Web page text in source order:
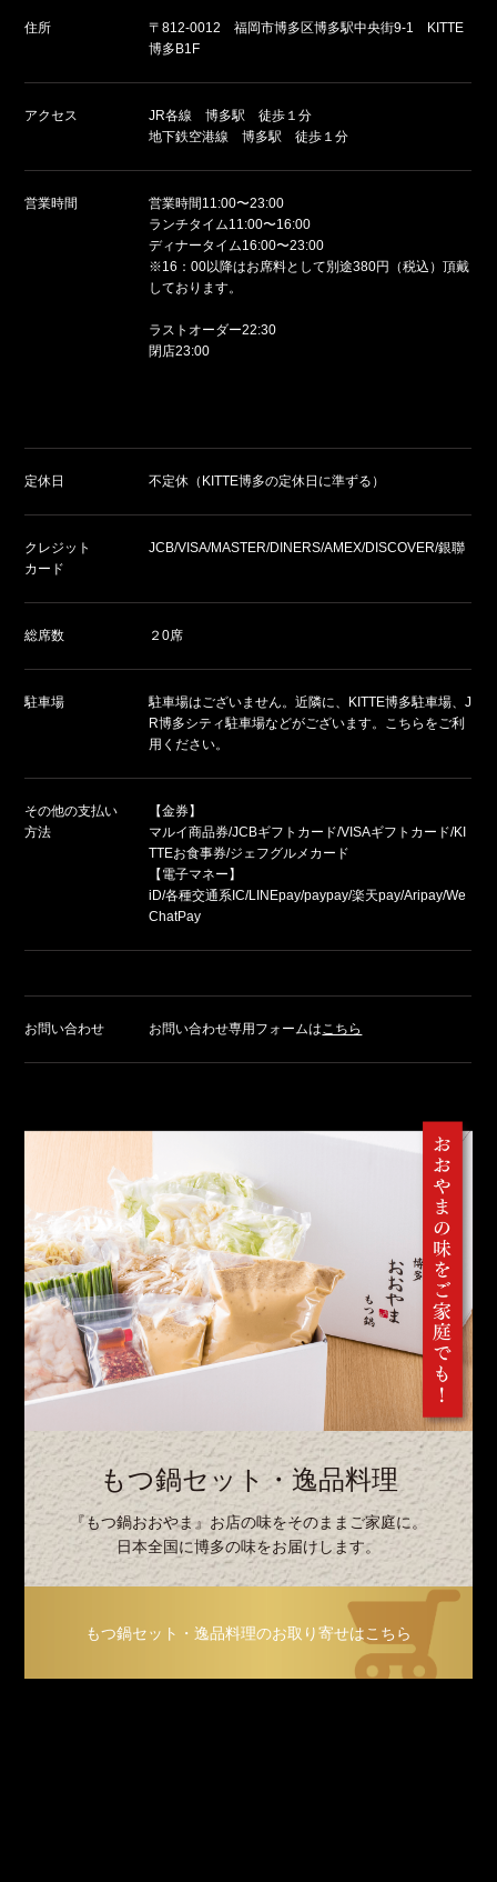
住所
〒812-0012 福岡市博多区博多駅中央街9-1 KITTE
博多B1F
アクセス
JR各線 博多駅 徒歩１分
地下鉄空港線 博多駅 徒歩１分
営業時間
営業時間11:00〜23:00
ランチタイム11:00〜16:00
ディナータイム16:00〜23:00
※16：00以降はお席料として別途380円（税込）頂戴
しております。
ラストオーダー22:30
閉店23:00
定休日 不定休（KITTE博多の定休日に準ずる）
クレジット
カード
JCB/VISA/MASTER/DINERS/AMEX/DISCOVER/銀聯
総席数 ２0席
駐車場
駐車場はございません。近隣に、KITTE博多駐車場、J
R博多シティ駐車場などがございます。こちらをご利
用ください。
その他の支払い
方法
【金券】
マルイ商品券/JCBギフトカード/VISAギフトカード/KI
TTEお食事券/ジェフグルメカード
【電子マネー】
iD/各種交通系IC/LINEpay/paypay/楽天pay/Aripay/We
ChatPay
お問い合わせ お問い合わせ専用フォームはこちら
もつ鍋セット・逸品料理
『もつ鍋おおやま』お店の味をそのままご家庭に。
日本全国に博多の味をお届けします。
もつ鍋セット・逸品料理のお取り寄せはこちら